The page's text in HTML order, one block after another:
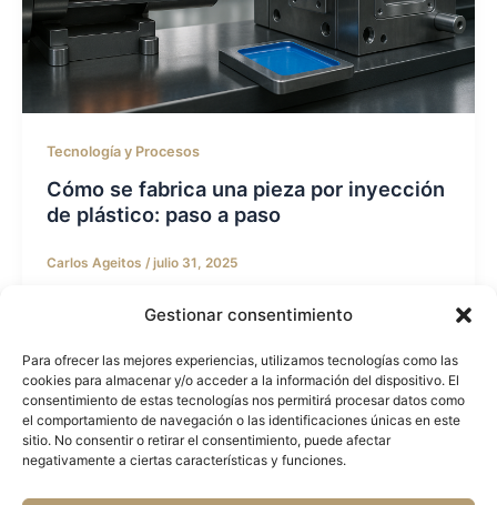
Gestionar consentimiento
Para ofrecer las mejores experiencias, utilizamos tecnologías como las
cookies para almacenar y/o acceder a la información del dispositivo. El
consentimiento de estas tecnologías nos permitirá procesar datos como
el comportamiento de navegación o las identificaciones únicas en este
sitio. No consentir o retirar el consentimiento, puede afectar
negativamente a ciertas características y funciones.
Tecnología y Procesos
Cómo se fabrica una pieza por inyección
de plástico: paso a paso
Carlos Ageitos / julio 31, 2025
inyección de […]